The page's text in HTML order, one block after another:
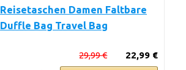
Reisetaschen Damen Faltbare
Duffle Bag Travel Bag
22,99 €
29,99 €